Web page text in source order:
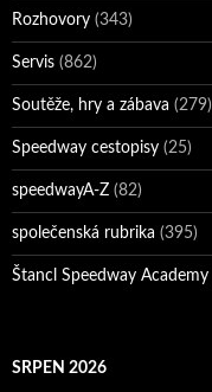
Rozhovory (343)
Servis (862)
Soutěže, hry a zábava (279)
Speedway cestopisy (25)
speedwayA-Z (82)
společenská rubrika (395)
Štancl Speedway Academy
SRPEN 2026